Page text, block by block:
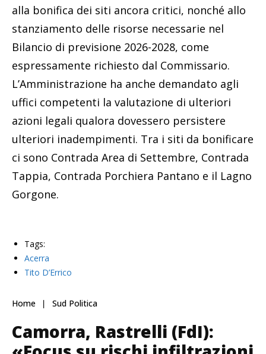
alla bonifica dei siti ancora critici, nonché allo
stanziamento delle risorse necessarie nel
Bilancio di previsione 2026-2028, come
espressamente richiesto dal Commissario.
L’Amministrazione ha anche demandato agli
uffici competenti la valutazione di ulteriori
azioni legali qualora dovessero persistere
ulteriori inadempimenti. Tra i siti da bonificare
ci sono Contrada Area di Settembre, Contrada
Tappia, Contrada Porchiera Pantano e il Lagno
Gorgone.
Tags:
Acerra
Tito D’Errico
Home Sud Politica
Camorra, Rastrelli (FdI):